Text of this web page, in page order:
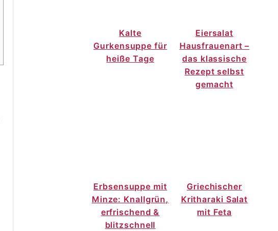
Kalte
Gurkensuppe für
heiße Tage
Eiersalat
Hausfrauenart –
das klassische
Rezept selbst
gemacht
Erbsensuppe mit
Minze: Knallgrün,
erfrischend &
blitzschnell
Griechischer
Kritharaki Salat
mit Feta